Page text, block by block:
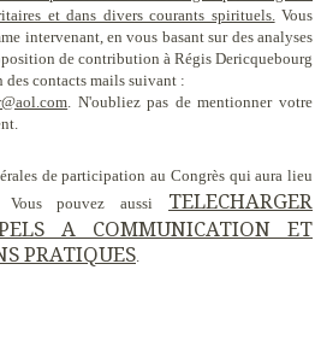
et dans divers courants spirituels. Vous
intervenant, en vous basant sur des analyses
de contribution à Régis Dericquebourg
des contacts mails suivant :
. N'oubliez pas de mentionner votre
de participation au Congrès qui aura lieu
Vous pouvez aussi
TELECHARGER
A COMMUNICATION ET
PRATIQUES.